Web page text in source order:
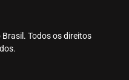
Todos os direitos